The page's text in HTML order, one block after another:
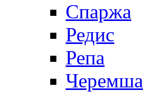
Спаржа
Редис
Репа
Черемша